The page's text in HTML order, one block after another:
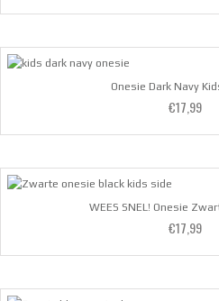
Onesie Dark Navy
€17,99
WEES SNEL! Onesie
€17,99